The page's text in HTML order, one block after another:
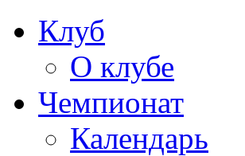
Клуб
О клубе
Чемпионат
Календарь